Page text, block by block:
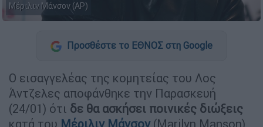
Μέριλιν Μάνσον (AP)
Προσθέστε το ΕΘΝΟΣ στη Google
Ο εισαγγελέας της κομητείας του Λος
Άντζελες αποφάνθηκε την Παρασκευή
(24/01) ότι δε θα ασκήσει ποινικές διώξεις
κατά του Μέριλιν Μάνσον (Marilyn Manson)